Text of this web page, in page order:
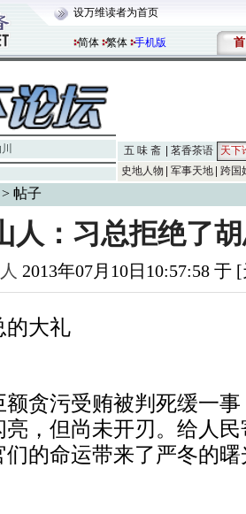
设万维读者为首页
简体 繁体 手机版 首
五 味 斋 茗香茶语
天下
史地人物
军事天地 跨国
> 帖子
人：习总拒绝了
2013年07月10日10:57:58 于
的大礼
额贪污受贿被判死缓一
亮，但尚未开刃。给人
们的命运带来了严冬的曙